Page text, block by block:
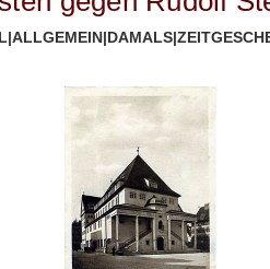
|ALLGEMEIN|DAMALS|